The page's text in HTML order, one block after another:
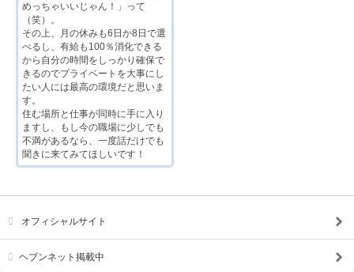
めっちゃいいじゃん！」って
（笑）。
その上、月の休みも6日か8日で選
べるし、有給も100％消化できる
から自分の時間をしっかり確保で
きるのでプライベートを大事にし
たい人には最高の環境だと思いま
す。
住む場所と仕事が同時に手に入り
ますし、もし今の職場に少しでも
不満があるなら、一度話だけでも
聞きに来てみてほしいです！
オフィシャルサイト
ヘブンネット掲載中